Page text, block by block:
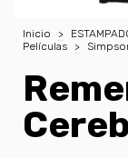
Inicio >
Películas
>